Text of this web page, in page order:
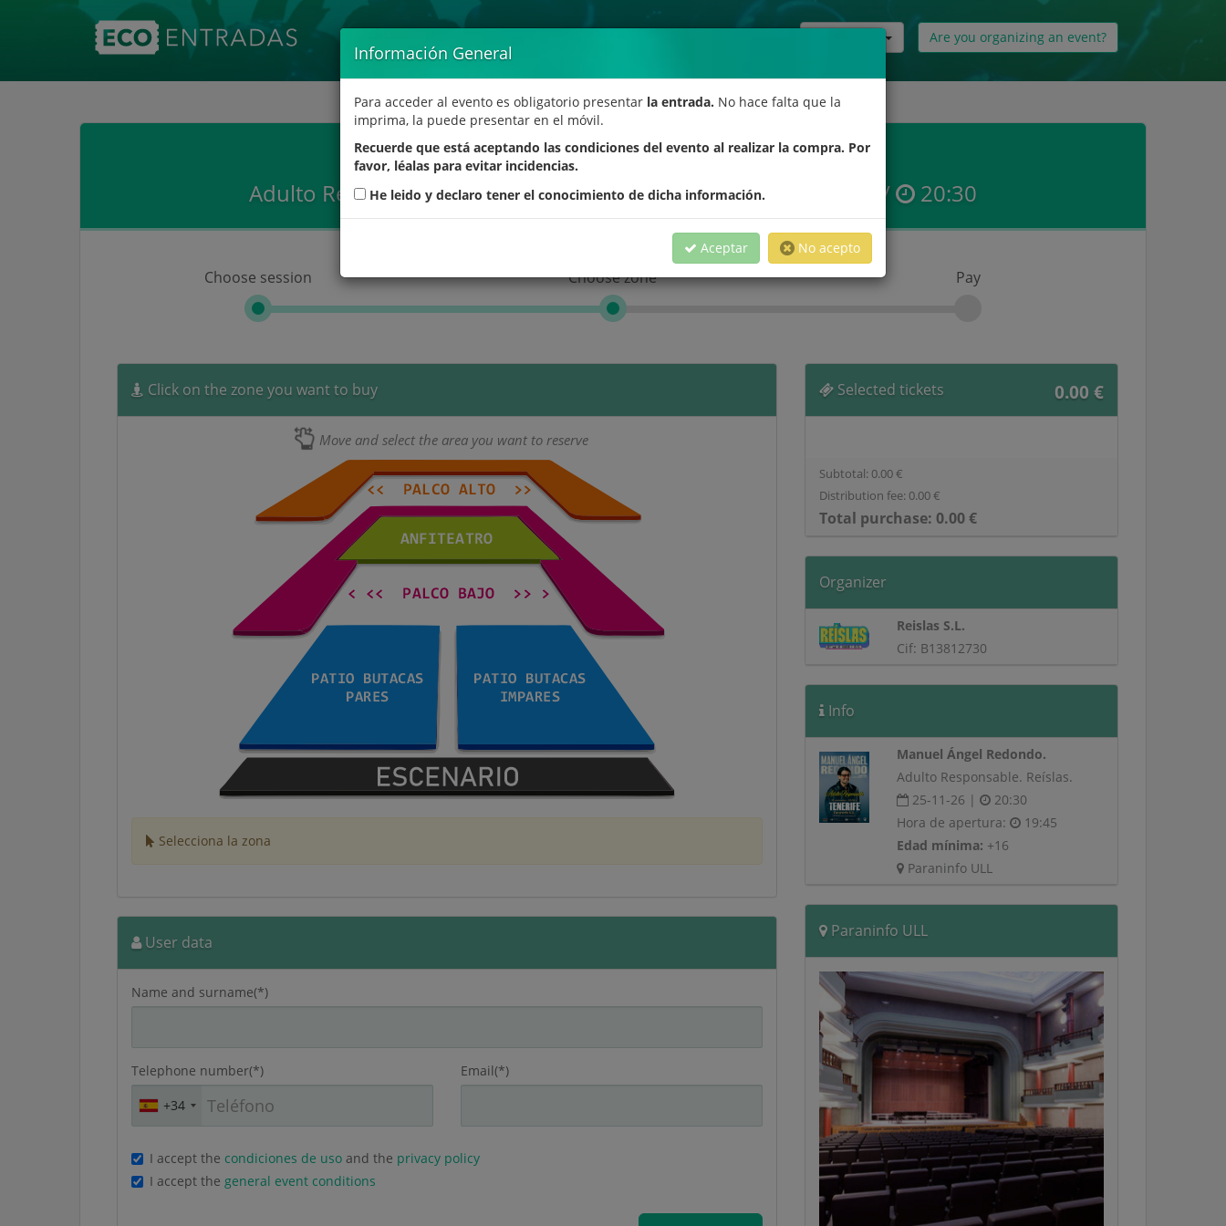
Are you organizing an event?
Manuel Ángel Redondo.
Adulto Responsable. Reíslas. // Paraninfo ULL // 25-11-26 // 20:30
Choose session Choose zone Pay
Click on the zone you want to buy
Move and select the area you want to reserve
Selecciona la zona
User data
Name and surname(*)
Telephone number(*)
+34
Email(*)
I accept the condiciones de uso and the privacy policy
I accept the general event conditions
Selected tickets 0.00 €
Subtotal: 0.00€
Distribution fee: 0.00€
Total purchase: 0.00€
Organizer
Reislas S.L.
Cif: B13812730
Info
Manuel Ángel Redondo.
Adulto Responsable. Reíslas.
25-11-26 |
20:30
Hora de apertura:
19:45
Edad mínima: +16
Paraninfo ULL
Paraninfo ULL
Información General
Para acceder al evento es obligatorio presentar la entrada. No hace falta que la
imprima, la puede presentar en el móvil.
Recuerde que está aceptando las condiciones del evento al realizar la compra. Por
favor, léalas para evitar incidencias.
He leido y declaro tener el conocimiento de dicha información.
Aceptar No acepto